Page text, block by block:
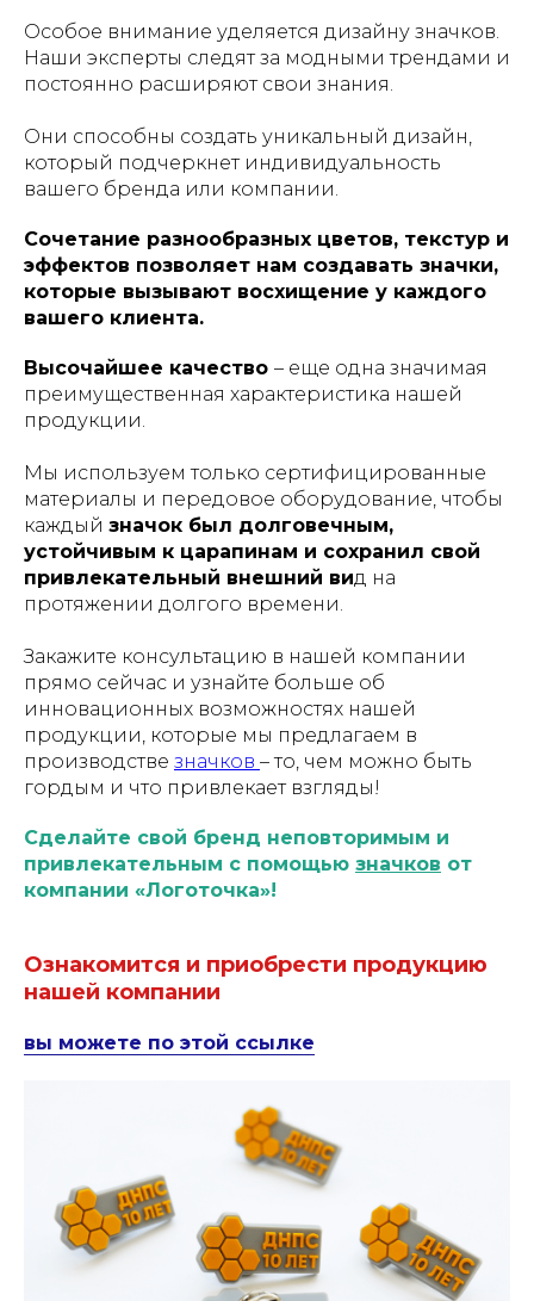
Особое внимание уделяется дизайну значков.
Наши эксперты следят за модными трендами и
постоянно расширяют свои знания.
Они способны создать уникальный дизайн,
который подчеркнет индивидуальность
вашего бренда или компании.
Сочетание разнообразных цветов, текстур и
эффектов позволяет нам создавать значки,
которые вызывают восхищение у каждого
вашего клиента.
Высочайшее качество – еще одна значимая
преимущественная характеристика нашей
продукции.
Мы используем только сертифицированные
материалы и передовое оборудование, чтобы
каждый значок был долговечным,
устойчивым к царапинам и сохранил свой
привлекательный внешний вид на
протяжении долгого времени.
Закажите консультацию в нашей компании
прямо сейчас и узнайте больше об
инновационных возможностях нашей
продукции, которые мы предлагаем в
производстве значков – то, чем можно быть
гордым и что привлекает взгляды!
Сделайте свой бренд неповторимым и
привлекательным с помощью значков от
компании «Логоточка»!
Ознакомится и приобрести продукцию
нашей компании
вы можете по этой ссылке